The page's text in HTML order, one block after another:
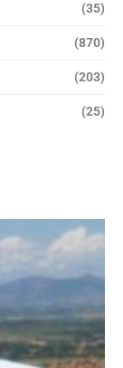
(35)
(870)
(203)
(25)